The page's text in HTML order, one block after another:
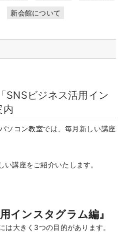
新会館について
SNSビジネス活用イン
内
ソコン教室では、毎月新しい講座
い講座をご紹介いたします。
インスタグラム編』
は大きく3つの目的があります。